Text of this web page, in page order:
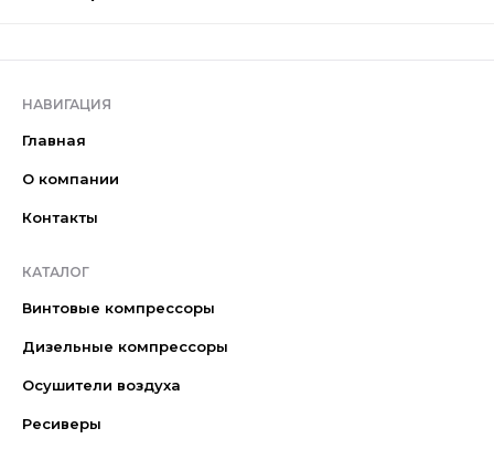
НАВИГАЦИЯ
Главная
О компании
Контакты
КАТАЛОГ
Винтовые компрессоры
Дизельные компрессоры
Осушители воздуха
Ресиверы